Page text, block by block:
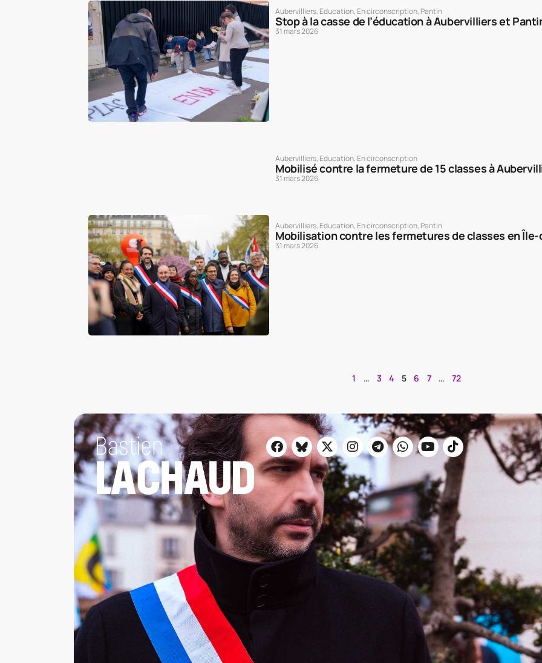
Aubervilliers, Education, En circonscription, Pantin
Stop à la casse de l’éducation à Aubervilliers et
31 mars 2026
Aubervilliers, Education, En circonscription
Mobilisé contre la fermeture de 15 classes à
31 mars 2026
Aubervilliers, Education, En circonscription, Pantin
Mobilisation contre les fermetures de classes en Île-
31 mars 2026
1 … 3 4 5 6 7 … 72